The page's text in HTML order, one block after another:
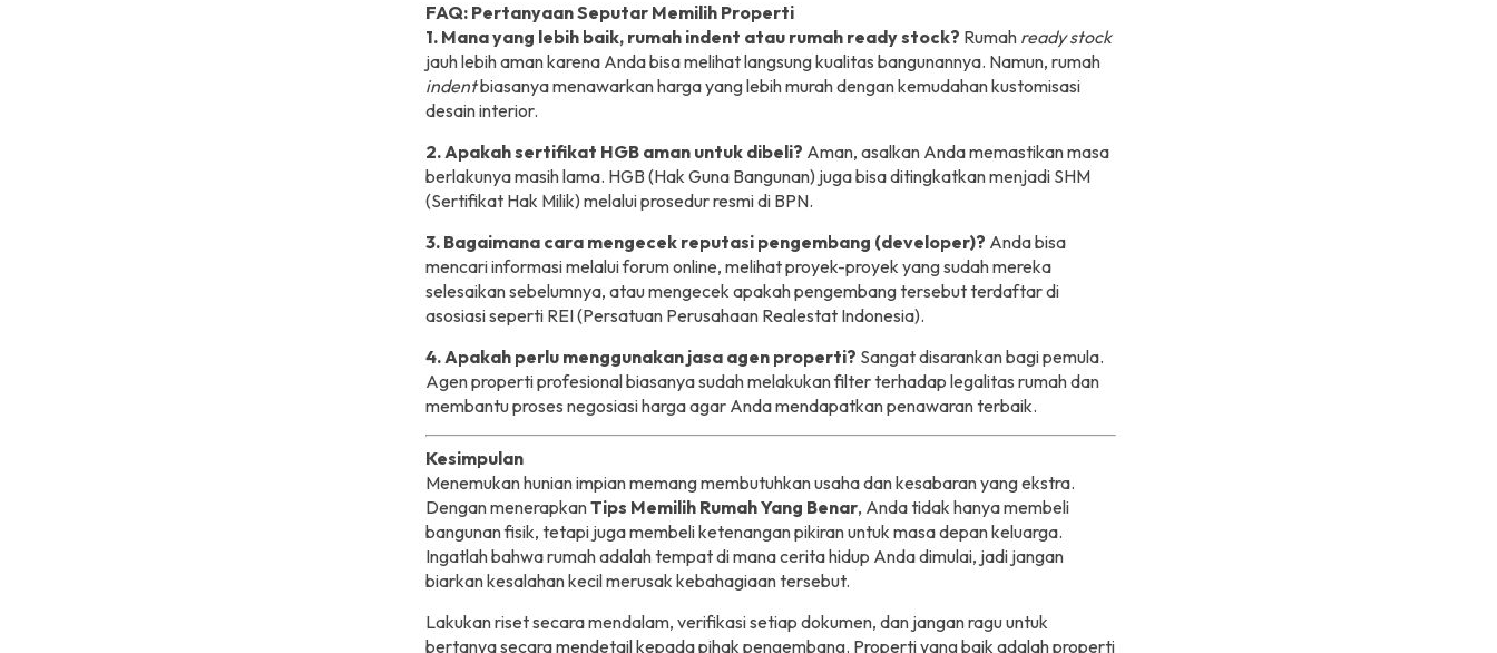
FAQ: Pertanyaan Seputar Memilih Properti
1. Mana yang lebih baik, rumah indent atau rumah ready stock? Rumah ready stock
jauh lebih aman karena Anda bisa melihat langsung kualitas bangunannya. Namun, rumah
indentbiasanya menawarkan harga yang lebih murah dengan kemudahan kustomisasi
desain interior.
2. Apakah sertifikat HGB aman untuk dibeli? Aman, asalkan Anda memastikan masa
berlakunya masih lama. HGB (Hak Guna Bangunan) juga bisa ditingkatkan menjadi SHM
(Sertifikat Hak Milik) melalui prosedur resmi di BPN.
3. Bagaimana cara mengecek reputasi pengembang (developer)? Anda bisa
mencari informasi melalui forum online, melihat proyek-proyek yang sudah mereka
selesaikan sebelumnya, atau mengecek apakah pengembang tersebut terdaftar di
asosiasi seperti REI (Persatuan Perusahaan Realestat Indonesia).
4. Apakah perlu menggunakan jasa agen properti? Sangat disarankan bagi pemula.
Agen properti profesional biasanya sudah melakukan filter terhadap legalitas rumah dan
membantu proses negosiasi harga agar Anda mendapatkan penawaran terbaik.
Kesimpulan
Menemukan hunian impian memang membutuhkan usaha dan kesabaran yang ekstra.
Dengan menerapkanTips Memilih Rumah Yang Benar, Anda tidak hanya membeli
bangunan fisik, tetapi juga membeli ketenangan pikiran untuk masa depan keluarga.
Ingatlah bahwa rumah adalah tempat di mana cerita hidup Anda dimulai, jadi jangan
biarkan kesalahan kecil merusak kebahagiaan tersebut.
Lakukan riset secara mendalam, verifikasi setiap dokumen, dan jangan ragu untuk
bertanya secara mendetail kepada pihak pengembang. Properti yang baik adalah properti